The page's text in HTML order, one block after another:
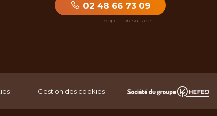
02 48 66 73 09
Gestion des cookies